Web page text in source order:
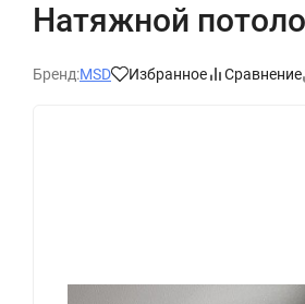
Натяжной
Бренд:MSD Избранное Сравнение